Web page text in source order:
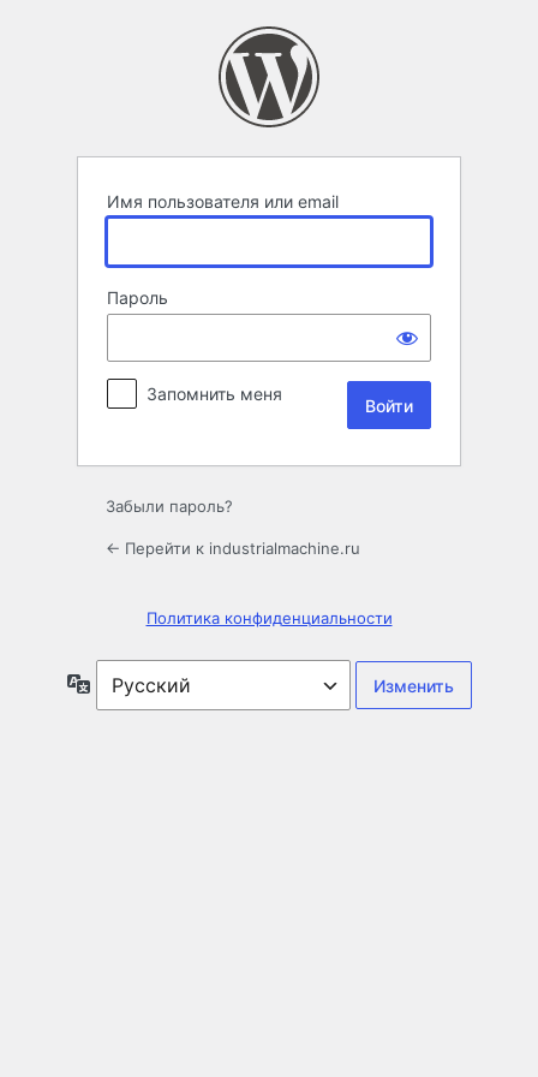
Имя пользователя или email
Пароль
Запомнить меня
Забыли пароль?
← Перейти к industrialmachine.ru
Политика конфиденциальности
Язык